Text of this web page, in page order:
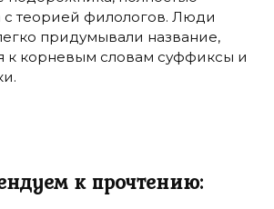
с теорией филологов. Люди
придумывали название,
к корневым словам суффиксы и
к прочтению: